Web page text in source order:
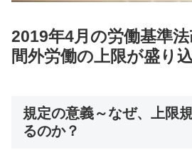
2019年4月の労働基準
間外労働の上限が盛り
規定の意義～なぜ、上限
るのか？